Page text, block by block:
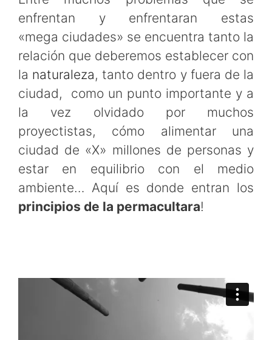
enfrentan y enfrentaran estas
«mega ciudades» se encuentra tanto la
relación que deberemos establecer con
la naturaleza, tanto dentro y fuera de la
ciudad, como un punto importante y a
la vez olvidado por muchos
proyectistas, cómo alimentar una
ciudad de «X» millones de personas y
estar en equilibrio con el medio
ambiente… Aquí es donde entran los
principios de la permacultara!